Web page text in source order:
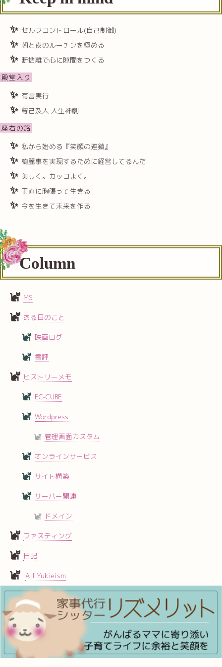
セルフコントロール(自己制御)
朝と夜のルーチンを極める
断捨離で心に隙間をつくる
殿堂入り
有言実行
尊己及人 人生神劇
座右の銘
私から始める『笑顔の連鎖』
綺麗事を実現するために経営してるんだ
美しく。カッコよく。
正直に胸張って生きる
今を生きて未来を作る
Column
MS
ある日のこと
映画ログ
書評
ヒストリーメモ
EC-CUBE
Wordpress
管理画面カスタム
オンラインサービス
サイト構築
サーバー関連
ドメイン
ファスティング
日記
All Yukieism